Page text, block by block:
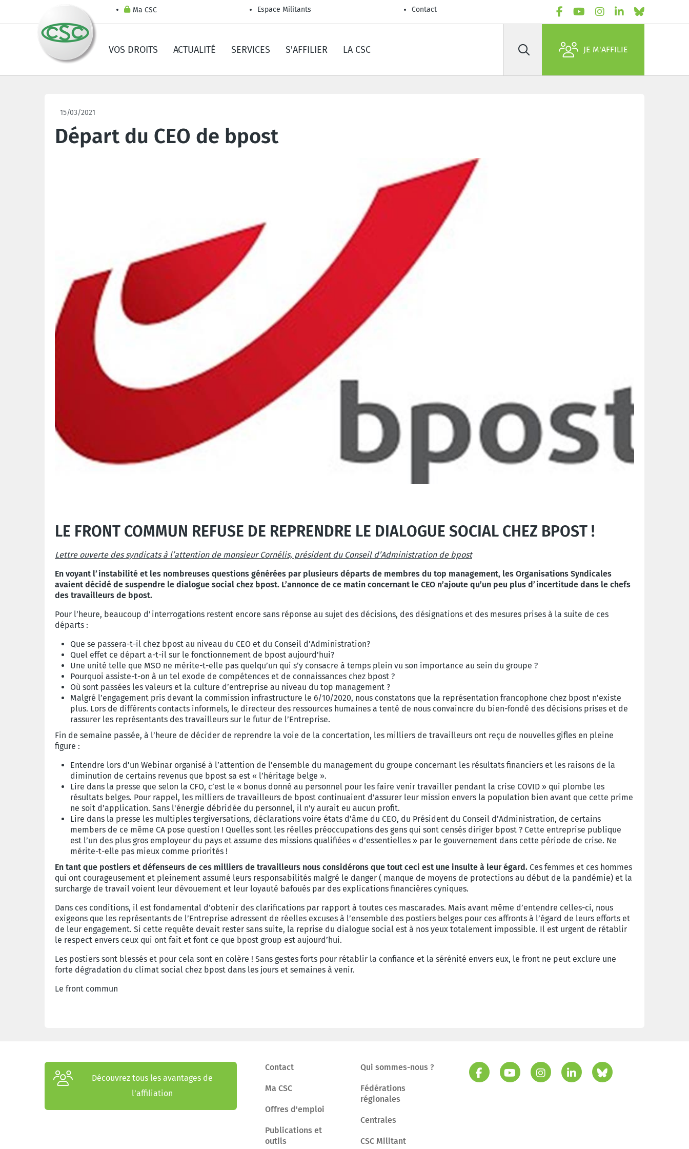
Ma CSC Espace Militants Contact
VOS DROITS ACTUALITÉ SERVICES S'AFFILIER LA CSC Rechercher JE M'AFFILIE
15/03/2021
Départ du CEO de bpost
LE FRONT COMMUN REFUSE DE REPRENDRE LE DIALOGUE SOCIAL CHEZ BPOST !
Lettre ouverte des syndicats à l’attention de monsieur Cornélis, président du Conseil d’Administration de bpost
En voyant l’instabilité et les nombreuses questions générées par plusieurs départs de membres du top management, les Organisations Syndicales
avaient décidé de suspendre le dialogue social chez bpost. L’annonce de ce matin concernant le CEO n’ajoute qu’un peu plus d’incertitude dans le chefs
des travailleurs de bpost.
Pour l’heure, beaucoup d’interrogations restent encore sans réponse au sujet des décisions, des désignations et des mesures prises à la suite de ces
départs :
Que se passera-t-il chez bpost au niveau du CEO et du Conseil d'Administration?
Quel effet ce départ a-t-il sur le fonctionnement de bpost aujourd'hui?
Une unité telle que MSO ne mérite-t-elle pas quelqu’un qui s’y consacre à temps plein vu son importance au sein du groupe ?
Pourquoi assiste-t-on à un tel exode de compétences et de connaissances chez bpost ?
Où sont passées les valeurs et la culture d’entreprise au niveau du top management ?
Malgré l’engagement pris devant la commission infrastructure le 6/10/2020, nous constatons que la représentation francophone chez bpost n’existe
plus. Lors de différents contacts informels, le directeur des ressources humaines a tenté de nous convaincre du bien-fondé des décisions prises et de
rassurer les représentants des travailleurs sur le futur de l’Entreprise.
Fin de semaine passée, à l’heure de décider de reprendre la voie de la concertation, les milliers de travailleurs ont reçu de nouvelles gifles en pleine
figure :
Entendre lors d’un Webinar organisé à l’attention de l’ensemble du management du groupe concernant les résultats financiers et les raisons de la
diminution de certains revenus que bpost sa est « l’héritage belge ».
Lire dans la presse que selon la CFO, c’est le « bonus donné au personnel pour les faire venir travailler pendant la crise COVID » qui plombe les
résultats belges. Pour rappel, les milliers de travailleurs de bpost continuaient d’assurer leur mission envers la population bien avant que cette prime
ne soit d’application. Sans l'énergie débridée du personnel, il n'y aurait eu aucun profit.
Lire dans la presse les multiples tergiversations, déclarations voire états d’âme du CEO, du Président du Conseil d’Administration, de certains
members de ce même CA pose question ! Quelles sont les réelles préoccupations des gens qui sont censés diriger bpost ? Cette entreprise publique
est l’un des plus gros employeur du pays et assume des missions qualifiées « d’essentielles » par le gouvernement dans cette période de crise. Ne
mérite-t-elle pas mieux comme priorités !
En tant que postiers et défenseurs de ces milliers de travailleurs nous considérons que tout ceci est une insulte à leur égard. Ces femmes et ces hommes
qui ont courageusement et pleinement assumé leurs responsabilités malgré le danger ( manque de moyens de protections au début de la pandémie) et la
surcharge de travail voient leur dévouement et leur loyauté bafoués par des explications financières cyniques.
Dans ces conditions, il est fondamental d’obtenir des clarifications par rapport à toutes ces mascarades. Mais avant même d’entendre celles-ci, nous
exigeons que les représentants de l’Entreprise adressent de réelles excuses à l’ensemble des postiers belges pour ces affronts à l’égard de leurs efforts et
de leur engagement. Si cette requête devait rester sans suite, la reprise du dialogue social est à nos yeux totalement impossible. Il est urgent de rétablir
le respect envers ceux qui ont fait et font ce que bpost group est aujourd’hui.
Les postiers sont blessés et pour cela sont en colère ! Sans gestes forts pour rétablir la confiance et la sérénité envers eux, le front ne peut exclure une
forte dégradation du climat social chez bpost dans les jours et semaines à venir.
Le front commun
Découvrez tous les avantages de
l’affiliation
Contact
Ma CSC
Offres d'emploi
Publications et
outils
Qui sommes-nous ?
Fédérations
régionales
Centrales
CSC Militant